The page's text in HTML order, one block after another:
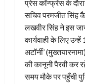
​प्रेस कॉन्फ्रेंस के
सचिव परमजीत सिंह
लखवीर सिंह ने इस
कार्यवाही के लिए
अटॉर्नी’
की कानूनी पैरवी कर
समय मौके पर पहुँची